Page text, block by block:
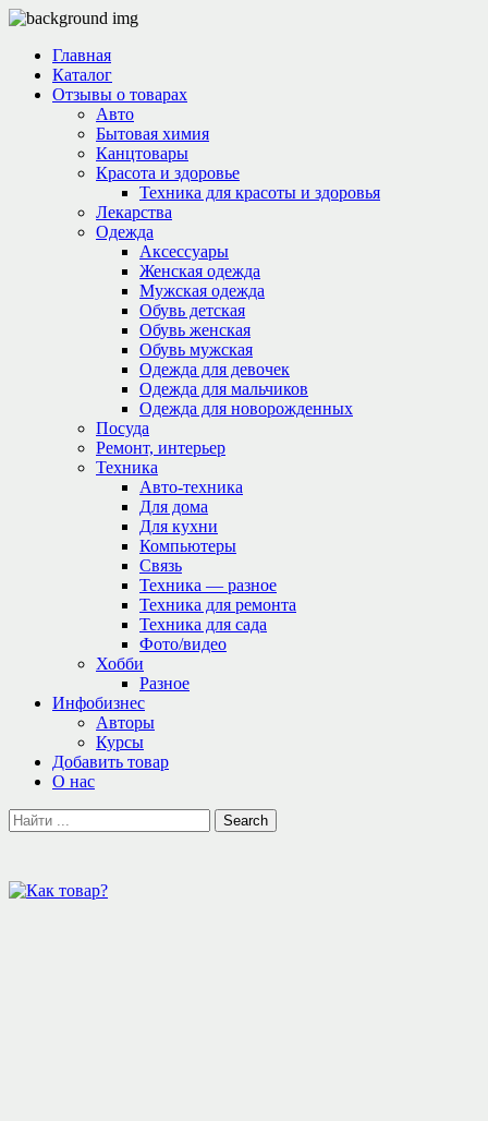
Главная
Каталог
Отзывы о товарах
Авто
Бытовая химия
Канцтовары
Красота и здоровье
Техника для красоты и здоровья
Лекарства
Одежда
Аксессуары
Женская одежда
Мужская одежда
Обувь детская
Обувь женская
Обувь мужская
Одежда для девочек
Одежда для мальчиков
Одежда для новорожденных
Посуда
Ремонт, интерьер
Техника
Авто-техника
Для дома
Для кухни
Компьютеры
Связь
Техника — разное
Техника для ремонта
Техника для сада
Фото/видео
Хобби
Разное
Инфобизнес
Авторы
Курсы
Добавить товар
О нас